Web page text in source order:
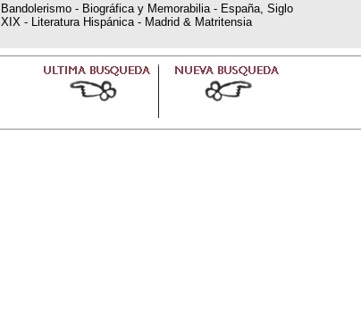
Bandolerismo - Biográfica y Memorabilia - España, Siglo
XIX - Literatura Hispánica - Madrid & Matritensia